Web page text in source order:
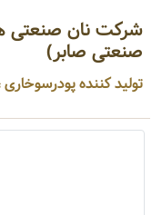
صنعتی صابر)
تولید کننده پودرسوخاری ، نان صنعتی، آردسوخاری ...